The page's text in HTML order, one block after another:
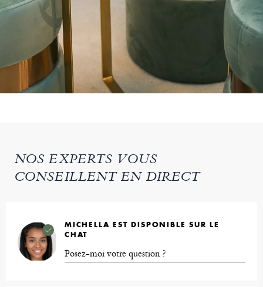
NOS EXPERTS VOUS
CONSEILLENT EN DIRECT
MICHELLA EST DISPONIBLE SUR LE
CHAT
Posez-moi votre question ?